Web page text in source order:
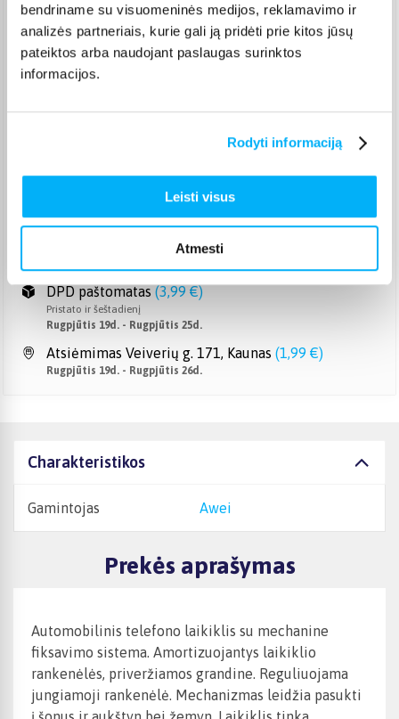
bendriname su visuomeninės medijos, reklamavimo ir
analizės partneriais, kurie gali ją pridėti prie kitos jūsų
pateiktos arba naudojant paslaugas surinktos
informacijos.
Rodyti informaciją
Leisti visus
Atmesti
Venipak paštomatas (2,39 €)
Pristato ir šeštadienį
Rugpjūtis 19d. - Rugpjūtis 25d.
Venipak kurjeris
Rugpjūtis 19d. - Rugpjūtis 25d.
)
DPD paštomatas (3,99 €)
Pristato ir šeštadienį
Rugpjūtis 19d. - Rugpjūtis 25d.
Atsiėmimas Veiverių g. 171, Kaunas (1,99 €)
Rugpjūtis 19d. - Rugpjūtis 26d.
Charakteristikos
Gamintojas Awei
Prekės aprašymas
Automobilinis telefono laikiklis su mechanine
fiksavimo sistema. Amortizuojantys laikiklio
rankenėlės, priveržiamos grandine. Reguliuojama
jungiamoji rankenėlė. Mechanizmas leidžia pasukti